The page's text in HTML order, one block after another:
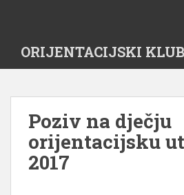
t
ORIJENTACIJSKI
Poziv na dječju
orijentacijsku
2017